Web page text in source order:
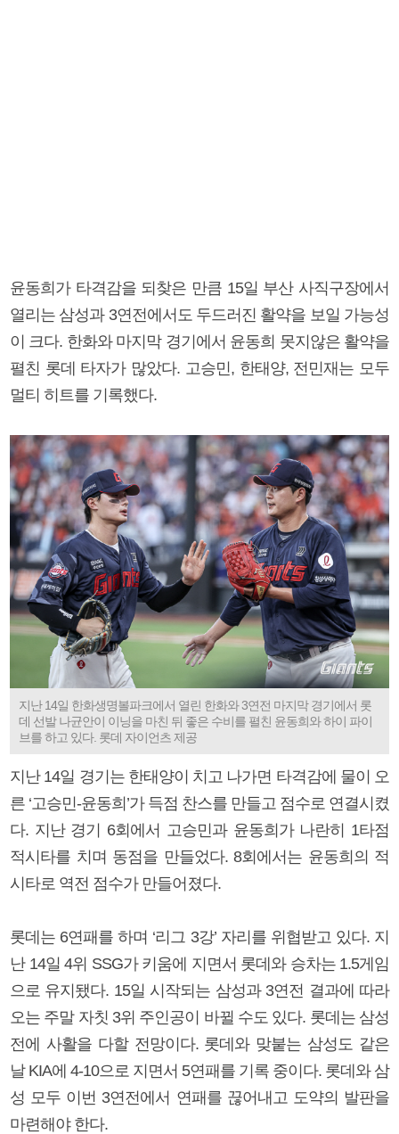
윤동희가 타격감을 되찾은 만큼 15일 부산 사직구장에서
열리는 삼성과 3연전에서도 두드러진 활약을 보일 가능성
이 크다. 한화와 마지막 경기에서 윤동희 못지않은 활약을
펼친 롯데 타자가 많았다. 고승민, 한태양, 전민재는 모두
멀티 히트를 기록했다.
지난 14일 한화생명볼파크에서 열린 한화와 3연전 마지막 경기에서 롯
데 선발 나균안이 이닝을 마친 뒤 좋은 수비를 펼친 윤동희와 하이 파이
브를 하고 있다. 롯데 자이언츠 제공
지난 14일 경기는 한태양이 치고 나가면 타격감에 물이 오
른 ‘고승민-윤동희’가 득점 찬스를 만들고 점수로 연결시켰
다. 지난 경기 6회에서 고승민과 윤동희가 나란히 1타점
적시타를 치며 동점을 만들었다. 8회에서는 윤동희의 적
시타로 역전 점수가 만들어졌다.
롯데는 6연패를 하며 ‘리그 3강’ 자리를 위협받고 있다. 지
난 14일 4위 SSG가 키움에 지면서 롯데와 승차는 1.5게임
으로 유지됐다. 15일 시작되는 삼성과 3연전 결과에 따라
오는 주말 자칫 3위 주인공이 바뀔 수도 있다. 롯데는 삼성
전에 사활을 다할 전망이다. 롯데와 맞붙는 삼성도 같은
날 KIA에 4-10으로 지면서 5연패를 기록 중이다. 롯데와 삼
성 모두 이번 3연전에서 연패를 끊어내고 도약의 발판을
마련해야 한다.